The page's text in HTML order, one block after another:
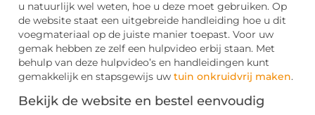
u natuurlijk wel weten, hoe u deze moet gebruiken. Op
de website staat een uitgebreide handleiding hoe u dit
voegmateriaal op de juiste manier toepast. Voor uw
gemak hebben ze zelf een hulpvideo erbij staan. Met
behulp van deze hulpvideo’s en handleidingen kunt
gemakkelijk en stapsgewijs uw tuin onkruidvrij maken.
Bekijk de website en bestel eenvoudig